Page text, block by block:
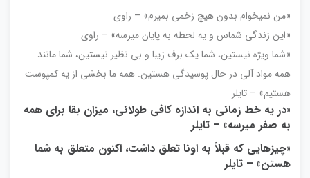
«من نمیخوام بدون هیچ زخمی بمیرم» – راوی
«این زندگی شماس و یه لحظه به پایان میرسه» – راوی
«شما ویژه نیستین، شما یک برف زیبا و بی نظیر نیستین، شما مانند
همه مواد آلی در حال پوسیدگی هستین. همه ما بخشی از یه کمپوست
هستیم» – تایلر
«در یه خط زمانی به اندازه کافی طولانی، میزان بقا برای همه
به صفر میرسه» – تایلر
«چیزهایی که قبلاً به اونا تعلق داشت، اکنون متعلق به شما
هستن» – تایلر